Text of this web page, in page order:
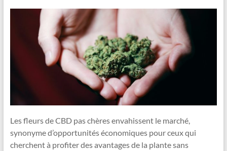
Les fleurs de CBD pas chères envahissent le marché,
synonyme d’opportunités économiques pour ceux qui
cherchent à profiter des avantages de la plante sans